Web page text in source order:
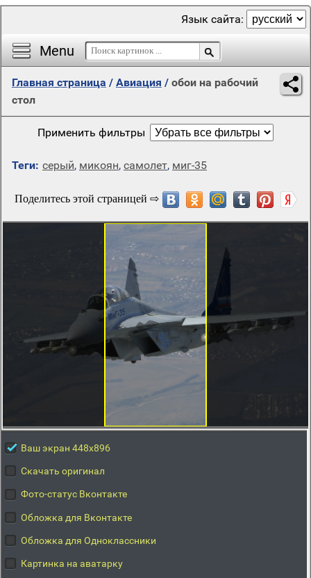
Menu
Язык сайта:
Главная страница / Авиация / обои на рабочий
стол
Применить фильтры
Теги: серый, микоян, самолет, миг-35
Ваш экран 448x896
Скачать оригинал
Фото-статус Вконтакте
Обложка для Вконтакте
Обложка для Одноклассники
Картинка на аватарку